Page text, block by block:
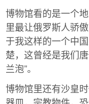
博物馆看的是一个
里最让俄罗斯人骄
于我这样的一个中
楚，这曾经是我们
兰泡”。
博物馆里还有沙皇